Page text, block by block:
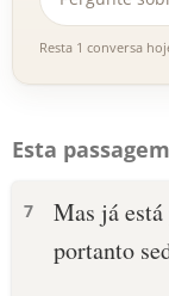
Resta 1 conversa
Esta
7
Mas já
portanto